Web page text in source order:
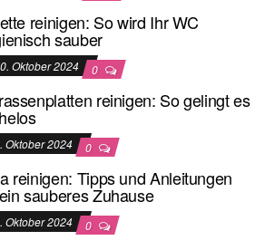
reinigen: So wird Ihr WC
sauber
Oktober 2024 0
reinigen: So gelingt es
Oktober 2024 0
reinigen: Tipps und Anleitungen
sauberes Zuhause
Oktober 2024 0